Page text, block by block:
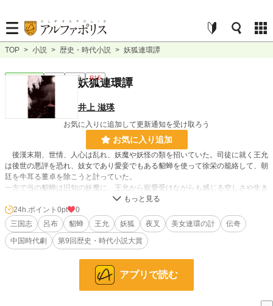
TOP > 小説 > 歴史・時代小説 > 妖狐連環譚
歴史・時代 完結 長編 R15
妖狐連環譚
井上 滋瑛
お気に入りに追加して更新通知を受け取ろう
お気に入り追加
後漢末期、世情、人心は乱れ、妖魔や妖怪の類を招いていた。司徒に就く王允
は後世の悪評を恐れ、妓女であり愛妾でもある貂蝉を使って徐栄の籠絡して、朝
廷を牛耳る董卓を除こうと計っていた。
一方で当の貂蝉は旧知の妖魔に、王允から寵愛受けながらも感じる空しさや生き
る事の悲哀を吐露する。そんな折にかつて生き別れていた、元恋人の呂布と再会
する。
そして呂布は自身が抱えていた過去のしこりを除くべく、貂蝉に近付く。
小説 228,618 位 / 228,618 件
3,218 位 / 3,218 件
24h.ポイント 0pt
0
三国志
呂布 貂蝉 王允 妖狐 夜叉 美女連環の計
伝奇
中国時代劇
第9回歴史・時代小説大賞
アプリで読む